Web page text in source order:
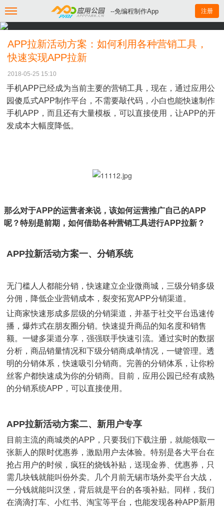
--免编程制作App 注册
APP拉新活动方案：如何利用各种营销工具，
快速实现APP拉新
2018-05-25 15:10
手机APP已经成为当前主要的营销工具，现在，通过应用公
园傻瓜式APP制作平台，不需要敲代码，小白也能快速制作
手机APP，而且还有大量模板，可以直接使用，让APP的开
发成本大幅度降低。
那么对于APP的运营者来说，该如何运营推广自己的APP
呢？特别是前期，如何借助各种营销工具进行APP拉新？
APP拉新活动方案一、分销系统
无门槛人人都能分销，快速建立企业微商城，三级分销多级
分佣，降低企业营销成本，裂变拓宽APP分销渠道。
让商家快速形成多层级的分销渠道，并基于社交平台迅速传
播，爆炸式在朋友圈分销。快速提升商品的知名度和销售
额。一键多渠道分享，强强联手快速引流。通过实时的数据
分析，商品销量情况和下级分销商成单情况，一键管理。透
明的分销体系，快速吸引分销商。完善的分销体系，让你粉
丝客户都快速成为你的分销商。目前，应用公园已经有成熟
的分销系统APP，可以直接使用。
APP拉新活动方案二、新用户专享
目前主流的商城类的APP，只要我们下载注册，就能领取一
张新人的限时优惠券，激励用户去体验。特别是各大平台在
抢占用户的时候，疯狂的烧钱补贴，送现金券、优惠券，只
需几块钱就能叫份外卖。几个月前无锡市场外卖平台大战，
一分钱就能叫汉堡，背后就是平台的各项补贴。同样，我们
在滴滴打车、小红书、淘宝等平台，也能发现各种APP新用